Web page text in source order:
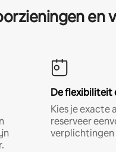
en
De flexibiliteit
Kies je exacte
reserveer